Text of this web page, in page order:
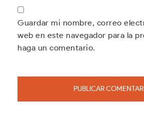
Guardar mi nombre, correo
web en este navegador para la
haga un comentario.